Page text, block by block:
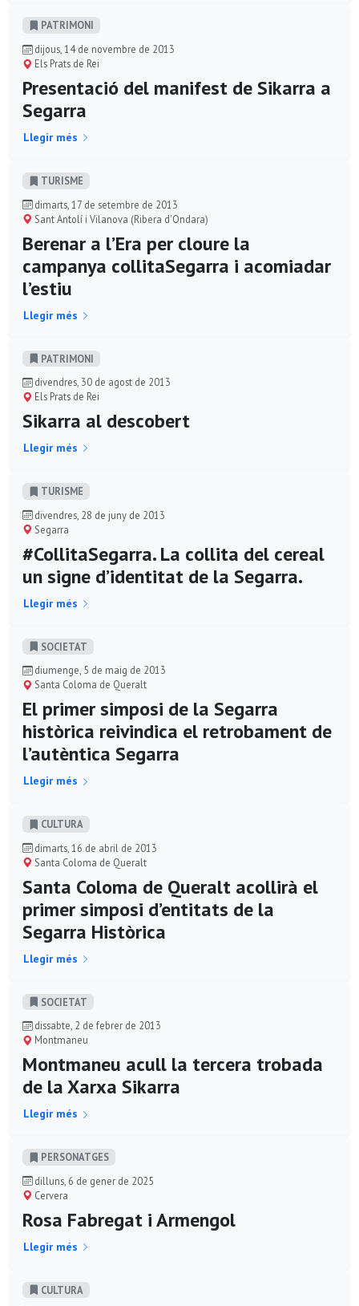
PATRIMONI
dijous, 14 de novembre de 2013
Els Prats de Rei
Presentació del manifest de Sikarra a
Segarra
Llegir més
TURISME
dimarts, 17 de setembre de 2013
Sant Antolí i Vilanova (Ribera d'Ondara)
Berenar a l’Era per cloure la
campanya collitaSegarra i acomiadar
l’estiu
Llegir més
PATRIMONI
divendres, 30 de agost de 2013
Els Prats de Rei
Sikarra al descobert
Llegir més
TURISME
divendres, 28 de juny de 2013
Segarra
#CollitaSegarra. La collita del cereal
un signe d’identitat de la Segarra.
Llegir més
SOCIETAT
diumenge, 5 de maig de 2013
Santa Coloma de Queralt
El primer simposi de la Segarra
històrica reivindica el retrobament de
l’autèntica Segarra
Llegir més
CULTURA
dimarts, 16 de abril de 2013
Santa Coloma de Queralt
Santa Coloma de Queralt acollirà el
primer simposi d’entitats de la
Segarra Històrica
Llegir més
SOCIETAT
dissabte, 2 de febrer de 2013
Montmaneu
Montmaneu acull la tercera trobada
de la Xarxa Sikarra
Llegir més
PERSONATGES
dilluns, 6 de gener de 2025
Cervera
Rosa Fabregat i Armengol
Llegir més
CULTURA